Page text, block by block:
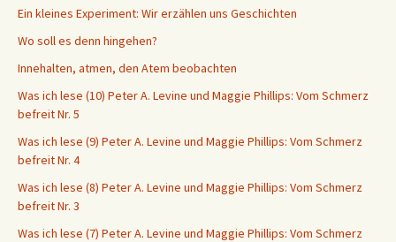
Ein kleines Experiment: Wir erzählen uns Geschichten
Wo soll es denn hingehen?
Innehalten, atmen, den Atem beobachten
Was ich lese (10) Peter A. Levine und Maggie Phillips: Vom Schmerz
befreit Nr. 5
Was ich lese (9) Peter A. Levine und Maggie Phillips: Vom Schmerz
befreit Nr. 4
Was ich lese (8) Peter A. Levine und Maggie Phillips: Vom Schmerz
befreit Nr. 3
Was ich lese (7) Peter A. Levine und Maggie Phillips: Vom Schmerz